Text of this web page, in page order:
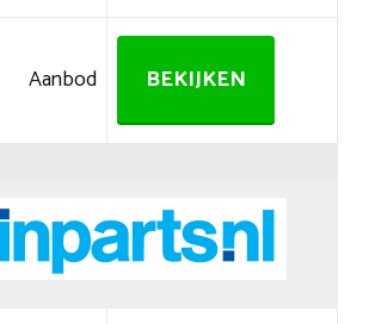
Aanbod BEKIJKEN